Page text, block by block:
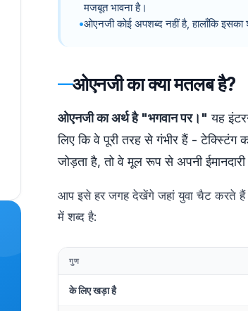
मजबूत भावना है।
ओएनजी कोई अपशब्द नहीं है, हालाँकि इसका
ओएनजी का क्या मतलब है?
ओएनजी का अर्थ है "भगवान पर।" यह
लिए कि वे पूरी तरह से गंभीर हैं - टेक्स्टिंग
जोड़ता है, तो वे मूल रूप से अपनी
आप इसे हर जगह देखेंगे जहां युवा चैट करते हैं
में शब्द है:
गुण
के लिए खड़ा है